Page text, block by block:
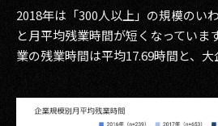
2018年は「300人以上」の規模のい
と月平均残業時間が短くなっていま
業の残業時間は平均17.69時間と、大